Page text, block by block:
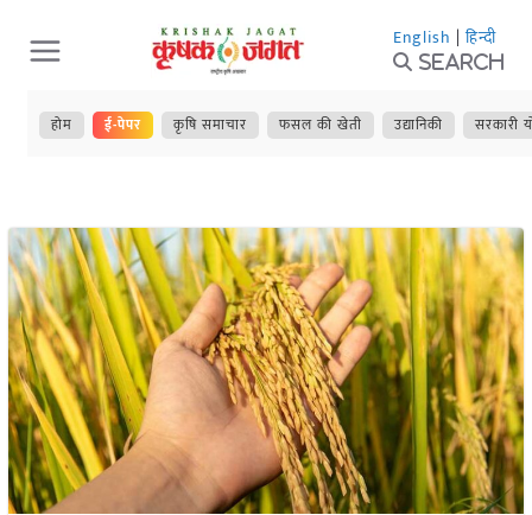
Skip
to
content
English | हिन्दी
Search
होम ई-पेपर कृषि समाचार फसल की खेती उद्यानिकी सरकारी